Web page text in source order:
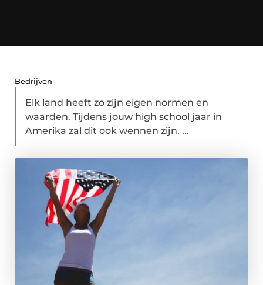
Bedrijven
Elk land heeft zo zijn eigen normen en
waarden. Tijdens jouw high school jaar in
Amerika zal dit ook wennen zijn. ...